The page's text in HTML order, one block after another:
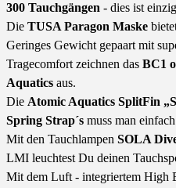
300 Tauchgängen - dies ist
Die TUSA Paragon Maske
Geringes Gewicht gepaart mit
Tragecomfort zeichnen das BC1
Aquatics aus.
Die Atomic Aquatics SplitFin
Spring Strap´s muss man
Mit den Tauchlampen SOLA
LMI leuchtest Du deinen
Mit dem Luft - integriertem High